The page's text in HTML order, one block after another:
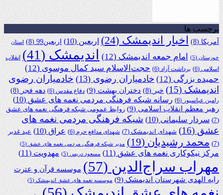
برچسب ها
آمریکا(8) اخبار اندیمشک(24) اربعین(10) اربعین99 (8) استان
خوزستان(5) امام جمعه اندیمشک(12) اندیمشک(41)
انقلاب
اسلامی(6) برداشت آزاد(6) حجت‌الاسلام سید کمال موسوی(12)
حمیده بزرگی(12) خادمیاران رضوی(13)
خادمیاران رضوی
اندیمشک(15) خبر(8) دختران بهشت(9) دفاع مقدس(6) دهه فجر(8)
رامین عباسپور(6) رسانه شبکه فرهنگی مردمی نغمه های عشق(10)
رهبر معظم انقلاب اسلامی(9)
روابط عمومی شبکه فرهنگی نغمه های عشق
(7)
سردار سلیمانی(10)
شبکه فرهنگی مردمی نغمه های
عشق(16) شهدای اندیمشک(7) شهدای مدافع حرم(6) عراق(10)
عید غدیر
(7)
محمد رشیدیان(19) مدیر شبکه فرهنگی مردمی نغمه های عشق(5)
مرکز نیکوکاری نغمه های عشق(11) مسعود دریس(5) مهدویت(11)
مهراب سراج‌الدین(57)
موسسه قرآن و عترت
رایه الهدی شهرستان اندیمشک(9) موسسه نغمه های عشق اندیمشک(5)